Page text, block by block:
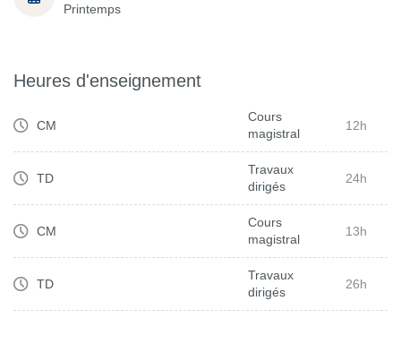
Printemps
Heures d'enseignement
CM
Cours
magistral
12h
TD
Travaux
dirigés
24h
CM
Cours
magistral
13h
TD
Travaux
dirigés
26h